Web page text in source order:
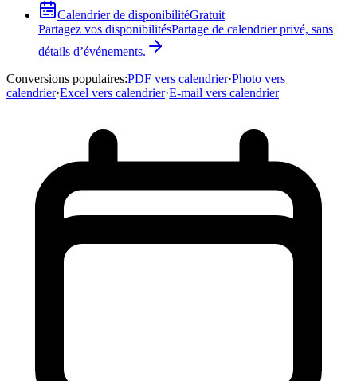
Calendrier de disponibilitéGratuit
Partagez vos disponibilitésPartage de calendrier privé, sans
détails d’événements.
Conversions populaires:PDF vers calendrier·Photo vers
calendrier·Excel vers calendrier·E-mail vers calendrier